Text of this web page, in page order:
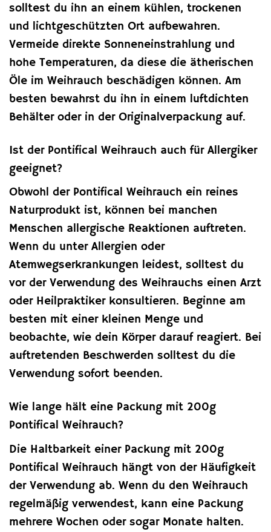
solltest du ihn an einem kühlen, trockenen
und lichtgeschützten Ort aufbewahren.
Vermeide direkte Sonneneinstrahlung und
hohe Temperaturen, da diese die ätherischen
Öle im Weihrauch beschädigen können. Am
besten bewahrst du ihn in einem luftdichten
Behälter oder in der Originalverpackung auf.
Ist der Pontifical Weihrauch auch für Allergiker
geeignet?
Obwohl der Pontifical Weihrauch ein reines
Naturprodukt ist, können bei manchen
Menschen allergische Reaktionen auftreten.
Wenn du unter Allergien oder
Atemwegserkrankungen leidest, solltest du
vor der Verwendung des Weihrauchs einen Arzt
oder Heilpraktiker konsultieren. Beginne am
besten mit einer kleinen Menge und
beobachte, wie dein Körper darauf reagiert. Bei
auftretenden Beschwerden solltest du die
Verwendung sofort beenden.
Wie lange hält eine Packung mit 200g
Pontifical Weihrauch?
Die Haltbarkeit einer Packung mit 200g
Pontifical Weihrauch hängt von der Häufigkeit
der Verwendung ab. Wenn du den Weihrauch
regelmäßig verwendest, kann eine Packung
mehrere Wochen oder sogar Monate halten.